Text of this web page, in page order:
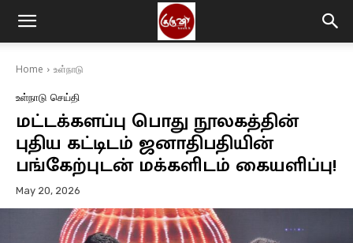
Home உள்நாடு
உள்நாடு செய்தி
மட்டக்களப்பு பொது நூலகத்தின்
புதிய கட்டிடம் ஜனாதிபதியின்
பங்கேற்புடன் மக்களிடம் கையளிப்பு!
May 20, 2026